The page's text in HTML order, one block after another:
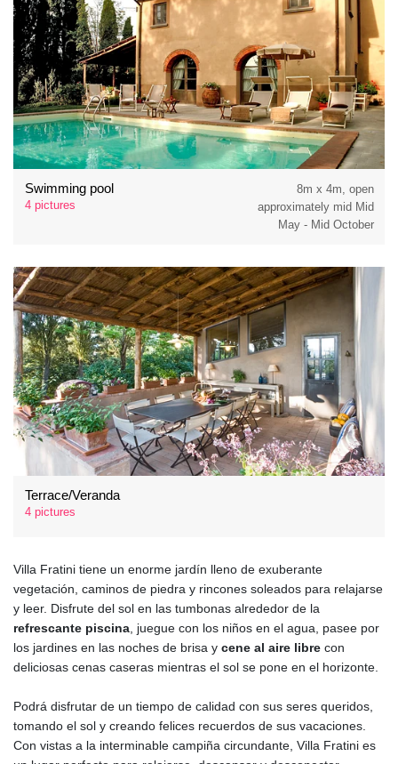
Swimming pool
4 pictures
8m x 4m, open
approximately mid Mid
May - Mid October
Terrace/Veranda
4 pictures
Villa Fratini tiene un enorme jardín lleno de exuberante
vegetación, caminos de piedra y rincones soleados para relajarse
y leer. Disfrute del sol en las tumbonas alrededor de la
refrescante piscina , juegue con los niños en el agua, pasee por
los jardines en las noches de brisa y cene al aire libre con
deliciosas cenas caseras mientras el sol se pone en el horizonte.
Podrá disfrutar de un tiempo de calidad con sus seres queridos,
tomando el sol y creando felices recuerdos de sus vacaciones.
Con vistas a la interminable campiña circundante, Villa Fratini es